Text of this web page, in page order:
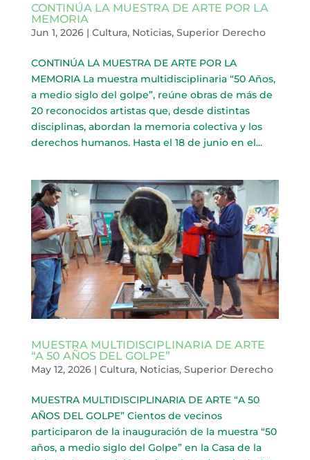
CONTINÚA LA MUESTRA DE ARTE POR LA
MEMORIA
Jun 1, 2026| Cultura, Noticias, Superior Derecho
CONTINÚA LA MUESTRA DE ARTE POR LA
MEMORIA La muestra multidisciplinaria “50 Años,
a medio siglo del golpe”, reúne obras de más de
20 reconocidos artistas que, desde distintas
disciplinas, abordan la memoria colectiva y los
derechos humanos. Hasta el 18 de junio en el...
MUESTRA MULTIDISCIPLINARIA DE ARTE
“A 50 AÑOS DEL GOLPE”
May 12, 2026| Cultura, Noticias, Superior Derecho
MUESTRA MULTIDISCIPLINARIA DE ARTE “A 50
AÑOS DEL GOLPE” Cientos de vecinos
participaron de la inauguración de la muestra “50
años, a medio siglo del Golpe” en la Casa de la